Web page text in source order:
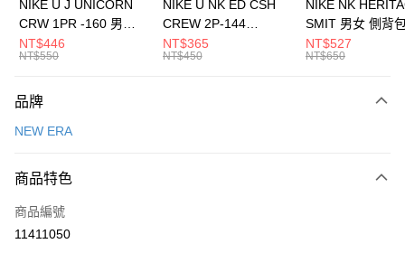
元大商業銀行
台灣樂天信用卡公司
全盈+PAY
AFTEE先享後付
【關於「AFTEE先享後付」】
便利好安心！
３．安心：先確認商品／服務後，再付款。
【「AFTEE先享後付」結帳流程】
１．於結帳方式選擇「AFTEE先享後付」後，將跳轉至「AFTEE先享後付」
運送方式
每筆NT$100，滿NT$1,500(含以上)免運費
宅配
每筆NT$100，滿NT$1,500(含以上)免運費
NIKE U J UNICORN
CRW 1PR -160 男女
中統襪 FZ3393100
NT$446
NT$550
NIKE U NK ED CSH
CREW 2P-144
EMBRDY 男女 短統襪
FZ3073133
NT$365
NT$450
NIKE NK
SMIT 男女 側背
BA5871010
NT$527
NT$650
品牌
NEW ERA
商品特色
商品編號
11411050